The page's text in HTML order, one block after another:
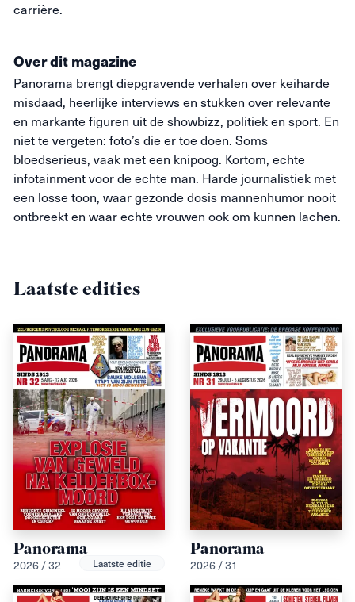
carrière.
Over dit magazine
Panorama brengt diepgravende verhalen over keiharde
misdaad, heerlijke interviews en stukken over relevante
en markante figuren uit de showbizz, politiek en sport. En
niet te vergeten: foto’s die er toe doen. Soms
bloedserieus, vaak met een knipoog. Kortom, echte
infotainment voor de echte man. Harde journalistiek met
een losse toon, waar gezonde dosis mannenhumor nooit
ontbreekt en waar echte vrouwen ook om kunnen lachen.
Laatste edities
Panorama
2026 / 32 Laatste editie
Panorama
2026 / 31